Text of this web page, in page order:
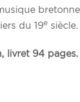
du 19e siècle.
livret 94 pages.